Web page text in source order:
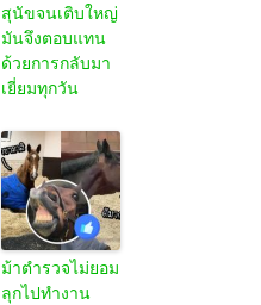
สุนัขจนเติบใหญ่
มันจึงตอบแทน
ด้วยการกลับมา
เยี่ยมทุกวัน
ม้าตำรวจไม่ยอม
ลุกไปทำงาน